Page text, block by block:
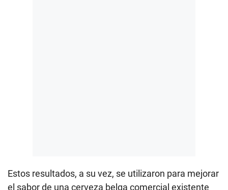
Estos resultados, a su vez, se utilizaron para mejorar
el sabor de una cerveza belga comercial existente